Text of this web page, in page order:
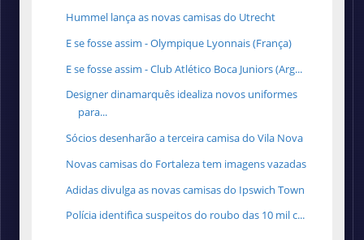
Hummel lança as novas camisas do Utrecht
E se fosse assim - Olympique Lyonnais (França)
E se fosse assim - Club Atlético Boca Juniors (Arg...
Designer dinamarquês idealiza novos uniformes
para...
Sócios desenharão a terceira camisa do Vila Nova
Novas camisas do Fortaleza tem imagens vazadas
Adidas divulga as novas camisas do Ipswich Town
Polícia identifica suspeitos do roubo das 10 mil c...